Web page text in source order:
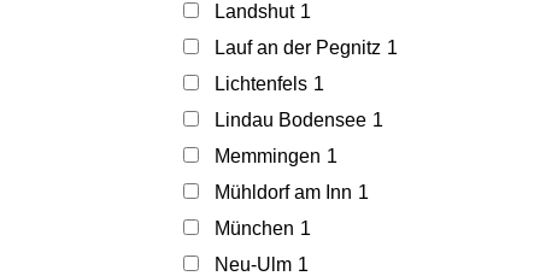
Landshut 1
Lauf an der Pegnitz 1
Lichtenfels 1
Lindau Bodensee 1
Memmingen 1
Mühldorf am Inn 1
München 1
Neu-Ulm 1